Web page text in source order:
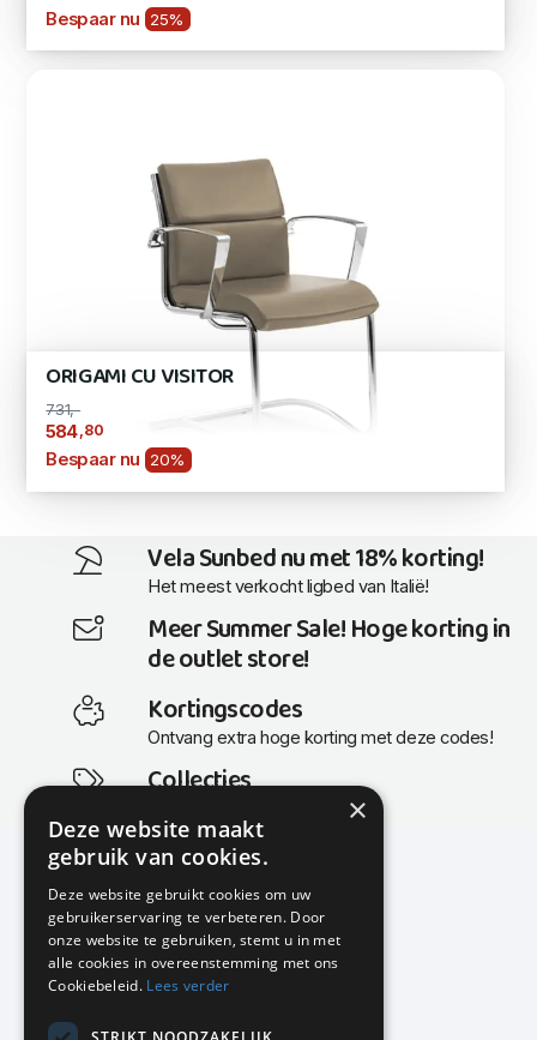
Bespaar nu 25%
ORIGAMI CU VISITOR
731,-
584 ,80
Bespaar nu 20%
Vela Sunbed nu met 18% korting!
Het meest verkocht ligbed van Italië!
Meer Summer Sale! Hoge korting in
de outlet store!
Kortingscodes
Ontvang extra hoge korting met deze codes!
Collecties
Actuele en populaire collecties
KMP Kantoormeubilair
Airport Business Park
Frankfurtstraat 29-31
1175 RH Lijnden
×
Deze website maakt
gebruik van cookies.
Deze website gebruikt cookies om uw
gebruikerservaring te verbeteren. Door
onze website te gebruiken, stemt u in met
alle cookies in overeenstemming met ons
Cookiebeleid. Lees verder